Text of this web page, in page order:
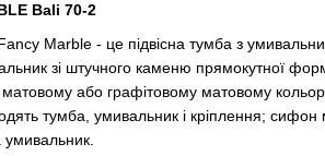
Bali 70-2
Marble - це підвісна тумба з
зі штучного каменю прямокутної
матовому або графітовому матовому
тумба, умивальник і кріплення; сифон
умивальник.